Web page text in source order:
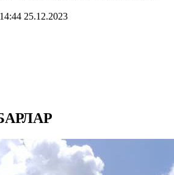
14:44 25.12.2023